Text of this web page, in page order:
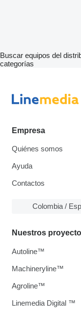
Buscar equipos del
categorías
Empresa
Quiénes somos
Ayuda
Contactos
Colombia /
Nuestros
Autoline™
Machineryline™
Agroline™
Linemedia Digital ™